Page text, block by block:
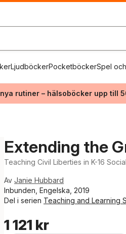
LjudböckerPocketböckerSpel
rutiner – hälsoböcker upp till
Extending the
Teaching Civil Liberties in K-16
Av Janie Hubbard
Inbunden, Engelska, 2019
Del i serien Teaching and Learning
1 121 kr